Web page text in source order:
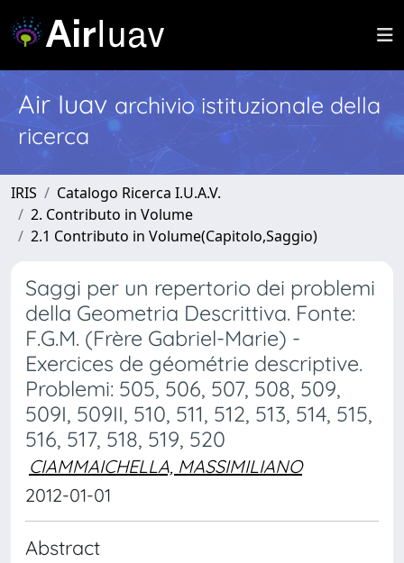
Air Iuav archivio istituzionale della
ricerca
IRIS
Catalogo Ricerca I.U.A.V.
2. Contributo in Volume
2.1 Contributo in Volume(Capitolo,Saggio)
Saggi per un repertorio dei problemi
della Geometria Descrittiva. Fonte:
F.G.M. (Frère Gabriel-Marie) -
Exercices de géométrie descriptive.
Problemi: 505, 506, 507, 508, 509,
509I, 509II, 510, 511, 512, 513, 514, 515,
516, 517, 518, 519, 520
CIAMMAICHELLA, MASSIMILIANO
2012-01-01
Abstract